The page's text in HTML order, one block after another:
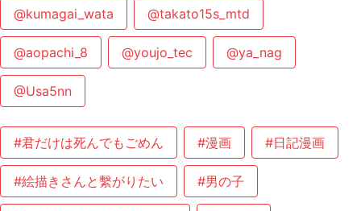
@kumagai_wata @takato15s_mtd
@aopachi_8 @youjo_tec @ya_nag
@Usa5nn
#君だけは死んでもごめん #漫画 #日記漫画
#絵描きさんと繫がりたい #男の子